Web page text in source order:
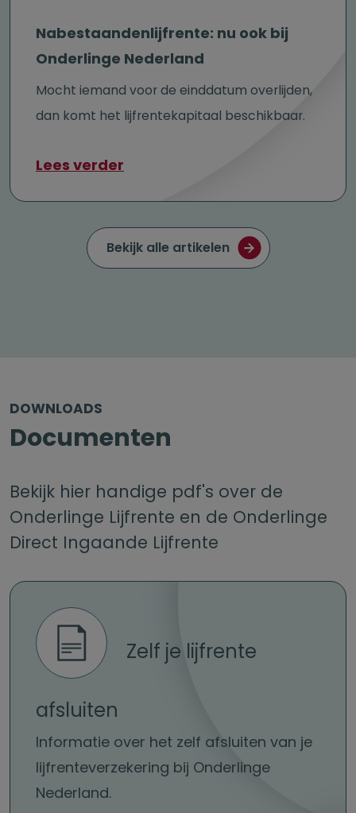
Nabestaandenlijf­rente: nu ook bij
Onderlinge Nederland
Mocht iemand voor de einddatum overlijden,
dan komt het lijfrentekapitaal beschikbaar.
Lees verder
Bekijk alle artikelen
DOWNLOADS
Documenten
Bekijk hier handige pdf's over de
Onderlinge Lijfrente en de Onderlinge
Direct Ingaande Lijfrente
Zelf je lijfrente
afsluiten
Informatie over het zelf afsluiten van je
lijfrenteverzekering bij Onderlinge
Nederland.